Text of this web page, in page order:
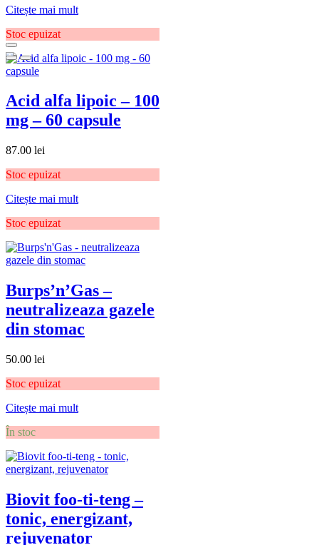
Citește mai mult
Stoc epuizat
Acid alfa lipoic – 100
mg – 60 capsule
87.00 lei
Stoc epuizat
Citește mai mult
Stoc epuizat
Burps’n’Gas –
neutralizeaza gazele
din stomac
50.00 lei
Stoc epuizat
Citește mai mult
În stoc
Biovit foo-ti-teng –
tonic, energizant,
rejuvenator